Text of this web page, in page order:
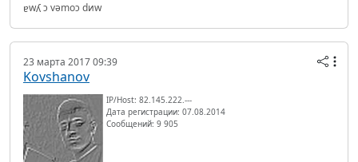
ɐwʎ ɔ vǝmоɔ dиw
23 марта 2017 09:39
Kovshanov
IP/Host: 82.145.222.---
Дата регистрации: 07.08.2014
Сообщений: 9 905